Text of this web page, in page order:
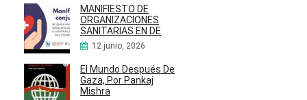
MANIFIESTO DE
ORGANIZACIONES
SANITARIAS EN DE
12 junio, 2026
El Mundo Después De
Gaza, Por Pankaj
Mishra